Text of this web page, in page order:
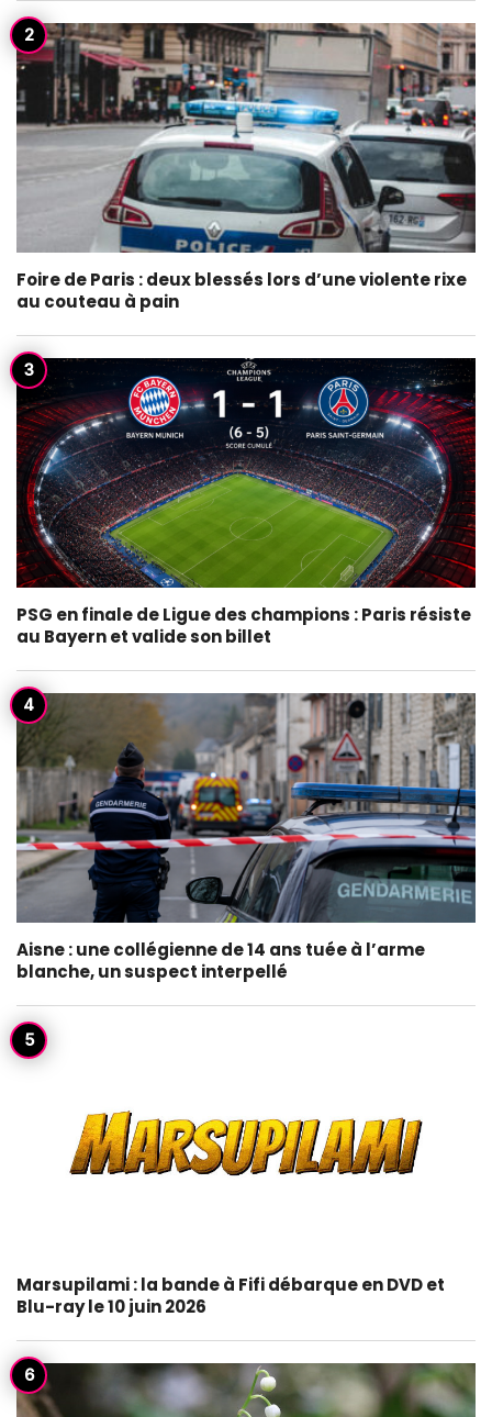
Foire de Paris : deux blessés lors d’une violente rixe
au couteau à pain
PSG en finale de Ligue des champions : Paris résiste
au Bayern et valide son billet
Aisne : une collégienne de 14 ans tuée à l’arme
blanche, un suspect interpellé
Marsupilami : la bande à Fifi débarque en DVD et
Blu-ray le 10 juin 2026